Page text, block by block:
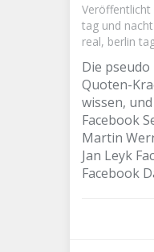
Veröffentlicht
tag und
real, berlin
Die
Quoten-
wissen,
Facebook
Martin
Jan Leyk
Facebook